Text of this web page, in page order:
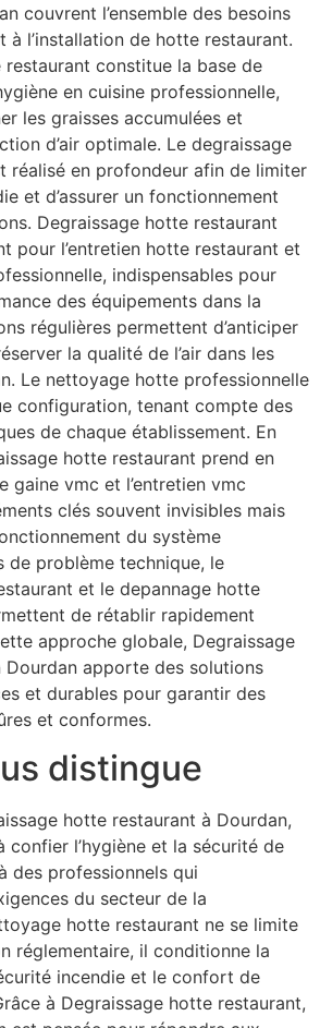
couvrent l’ensemble des besoins
à l’installation de hotte restaurant.
constitue la base de
en cuisine professionnelle,
les graisses accumulées et
d’air optimale. Le degraissage
réalisé en profondeur afin de limiter
et d’assurer un fonctionnement
Degraissage hotte restaurant
pour l’entretien hotte restaurant et
indispensables pour
des équipements dans la
régulières permettent d’anticiper
la qualité de l’air dans les
Le nettoyage hotte professionnelle
configuration, tenant compte des
de chaque établissement. En
hotte restaurant prend en
gaine vmc et l’entretien vmc
clés souvent invisibles mais
du système
de problème technique, le
et le depannage hotte
de rétablir rapidement
approche globale, Degraissage
Dourdan apporte des solutions
et durables pour garantir des
et conformes.
distingue
hotte restaurant à Dourdan,
confier l’hygiène et la sécurité de
des professionnels qui
du secteur de la
hotte restaurant ne se limite
réglementaire, il conditionne la
incendie et le confort de
à Degraissage hotte restaurant,